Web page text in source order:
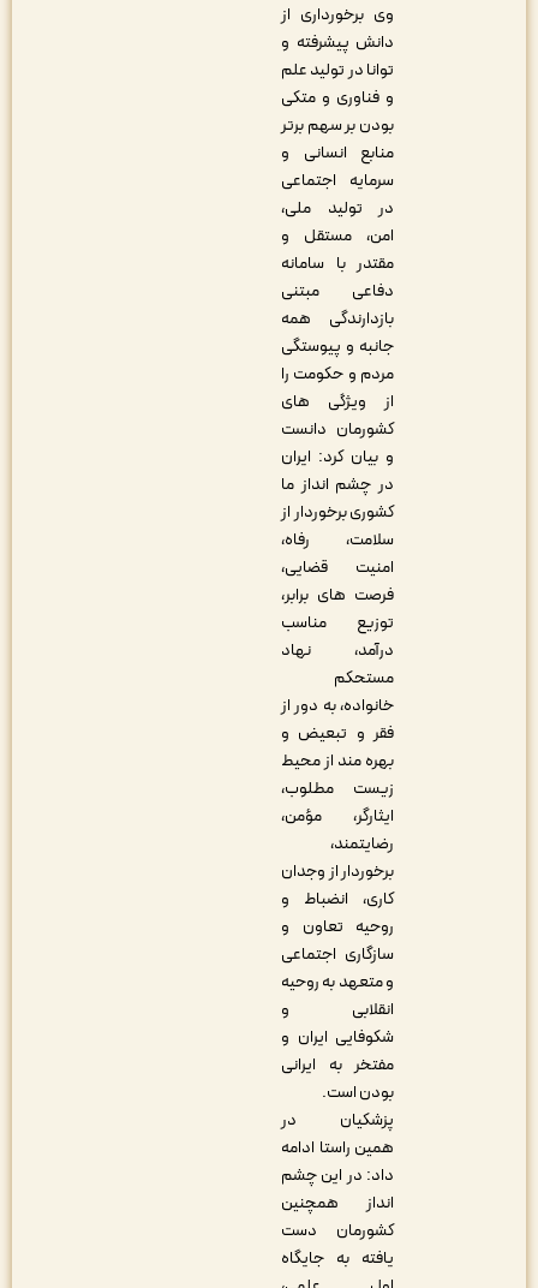
وی برخورداری از
دانش پیشرفته و
توانا در تولید علم
و فناوری و متکی
بودن بر سهم برتر
منابع انسانی و
سرمایه اجتماعی
در تولید ملی،
امن، مستقل و
مقتدر با سامانه
دفاعی مبتنی
بازدارندگی همه
جانبه و پیوستگی
مردم و حکومت را
از ویژگی های
کشورمان دانست
و بیان کرد: ایران
در چشم انداز ما
کشوری برخوردار از
سلامت، رفاه،
امنیت قضایی،
فرصت های برابر،
توزیع مناسب
درآمد، نهاد
مستحکم
خانواده، به دور از
فقر و تبعیض و
بهره مند از محیط
زیست مطلوب،
ایثارگر، مؤمن،
رضایتمند،
برخوردار از وجدان
کاری، انضباط و
روحیه تعاون و
سازگاری اجتماعی
و متعهد به روحیه
انقلابی و
شکوفایی ایران و
مفتخر به ایرانی
بودن است.
پزشکیان در
همین راستا ادامه
داد: در این چشم
انداز همچنین
کشورمان دست
یافته به جایگاه